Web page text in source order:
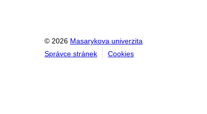
© 2026 Masarykova univerzita
Správce stránek
Cookies